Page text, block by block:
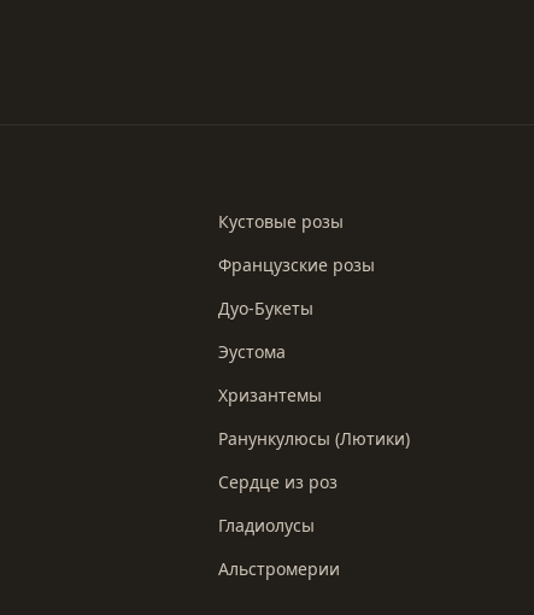
Кустовые розы
Французские розы
Дуо-Букеты
Эустома
Хризантемы
Ранункулюсы (Лютики)
Сердце из роз
Гладиолусы
Альстромерии